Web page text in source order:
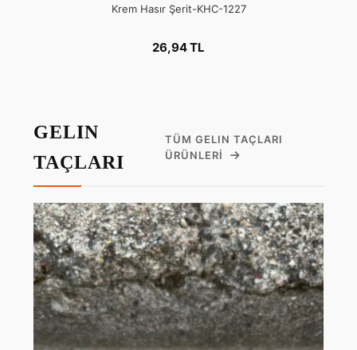
Krem Hasır Şerit-KHC-1227
26,94 TL
GELIN
TAÇLARI
TÜM GELIN TAÇLARI
ÜRÜNLERI